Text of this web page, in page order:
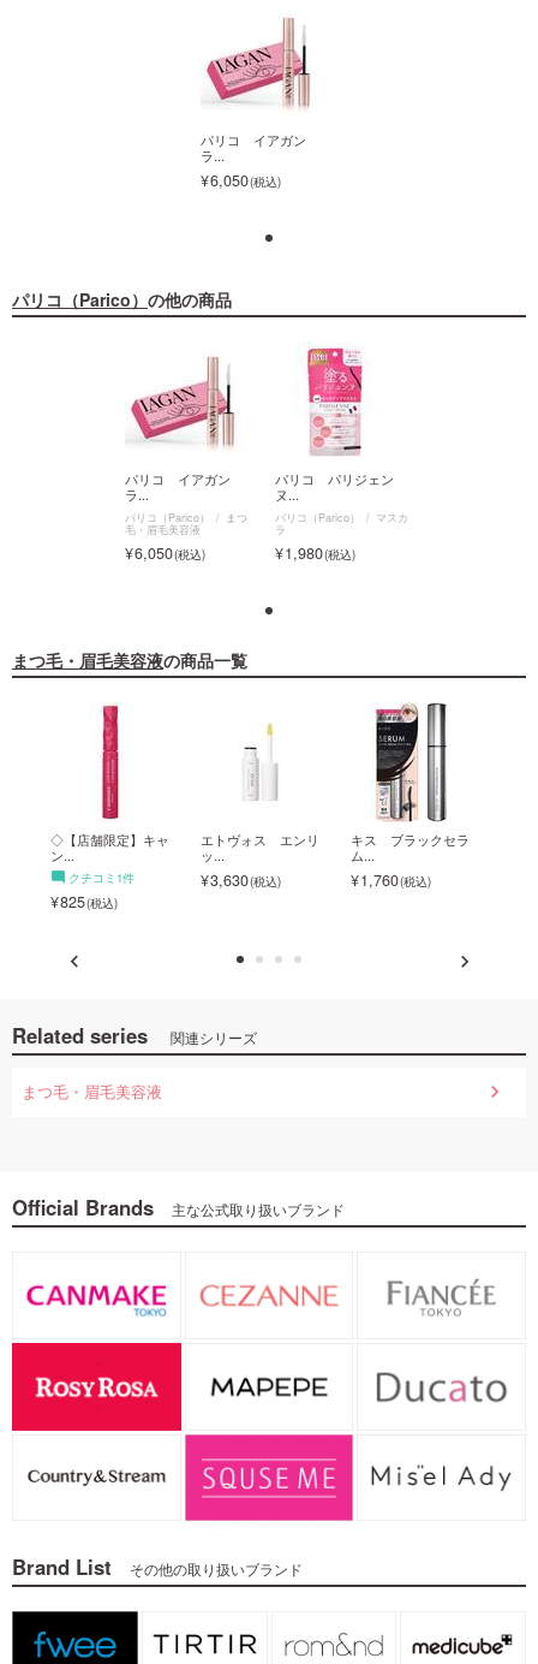
パリコ イアガン
ラ...
6,050
パリコ（Parico） の他の商品
パリコ イアガン
ラ...
パリコ（Parico） まつ
毛・眉毛美容液
6,050
パリコ パリジェン
ヌ...
パリコ（Parico） マスカ
ラ
1,980
まつ毛・眉毛美容液の商品一覧
◇【店舗限定】キャ
ン...
クチコミ1件
825
エトヴォス エンリ
ッ...
3,630
キス ブラックセラ
ム...
1,760
Related series 関連シリーズ
まつ毛・眉毛美容液
Official Brands 主な公式取り扱いブランド
Brand List その他の取り扱いブランド